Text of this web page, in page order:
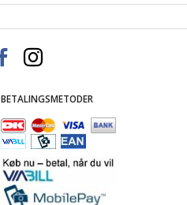
BETALINGSMETODER